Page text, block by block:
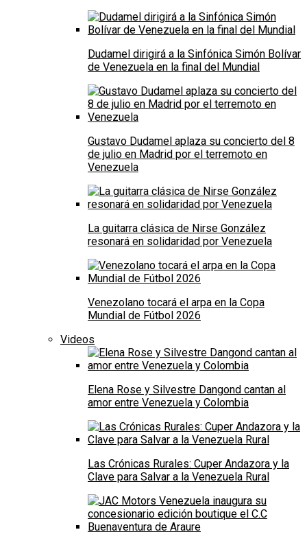
Dudamel dirigirá a la Sinfónica Simón Bolívar
de Venezuela en la final del Mundial
Gustavo Dudamel aplaza su concierto del 8
de julio en Madrid por el terremoto en
Venezuela
La guitarra clásica de Nirse González
resonará en solidaridad por Venezuela
Venezolano tocará el arpa en la Copa
Mundial de Fútbol 2026
Videos
Elena Rose y Silvestre Dangond cantan al
amor entre Venezuela y Colombia
Las Crónicas Rurales: Cuper Andazora y la
Clave para Salvar a la Venezuela Rural